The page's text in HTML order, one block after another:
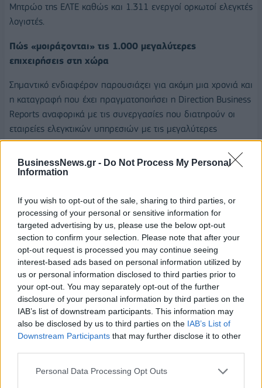
BusinessNews.gr - Do Not Process My Personal
Information
If you wish to opt-out of the sale, sharing to third parties, or
processing of your personal or sensitive information for
targeted advertising by us, please use the below opt-out
section to confirm your selection. Please note that after your
opt-out request is processed you may continue seeing
interest-based ads based on personal information utilized by
us or personal information disclosed to third parties prior to
your opt-out. You may separately opt-out of the further
disclosure of your personal information by third parties on the
IAB’s list of downstream participants. This information may
also be disclosed by us to third parties on the IAB’s List of
Downstream Participants that may further disclose it to other
Personal Data Processing Opt Outs
Μητρώο της ΕΛΤΕ καθώς και 1.311 ενεργοί ορκωτοί ελεγκτές
λογιστές.
Πώς «μοιράζονται» τις 1.000 μεγαλύτερες
επιχειρήσεις στη χώρα
Σημαντικό ενδιαφέρον παρουσιάζει για ακόμη μια χρονιά και
η καταγραφή που έχει πραγματοποιήσει η Direction Business
Reports αναφορικά με τις συνεργασίες που διατηρούν οι
εταιρείες ελεγκτικών υπηρεσιών με τις μεγαλύτερες
επιχειρήσεις στη χώρα. Όπως προκύπτει, λοιπόν, η ΣΟΛ Α.Ε.
ελέγχει τις 205 από τις 1.000 μεγαλύτερες επιχειρήσεις στην
Ελλάδα με βάση τον κύκλο εργασιών της οικονομικής χρήσης
Ακολουθεί η Grant Thornton (132 εταιρείες - μερίδιο 13,2%)
και το top 5 συμπληρώνουν οι PWC (131 εταιρείες-13,1%)
Deloitte (102 εταιρείες-10,2%) και EY (82 εταιρείες - 8,2%).
Στην πρώτη δεκάδα συναντάμε, επίσης, (με σειρά κατάταξης)
τις ΚPMG (74 εταιρείες), PKF (42 εταιρείες), ΒDO (41
εταιρείες), Ελληνική Ελεγκτική (21 εταιρείες) και Olympia
Auditors (14 εταιρείες). Οι δέκα αυτές εταιρείες έχουν στο
πελατολόγιό τους 844 από τις 1.000 μεγαλύτερες
επιχειρήσεις στην Ελλάδα (84,4%), ενώ οι υπόλοιπες 45
εταιρείες ελεγκτικών υπηρεσιών που λειτουργούν στην
της σχετικής κατάταξης ασκούν έλεγχο στις 726 από αυτές